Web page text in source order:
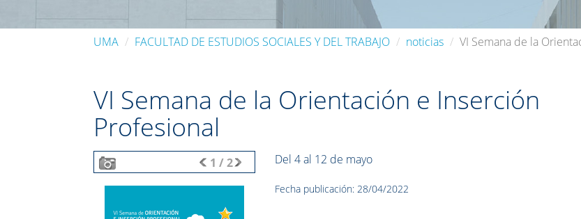
UMA FACULTAD DE ESTUDIOS SOCIALES Y DEL TRABAJO noticias VI Semana de la
VI Semana de la Orientación e Inserción
Profesional
1 /2 Del 4 al 12 de mayo
Fecha publicación: 28/04/2022